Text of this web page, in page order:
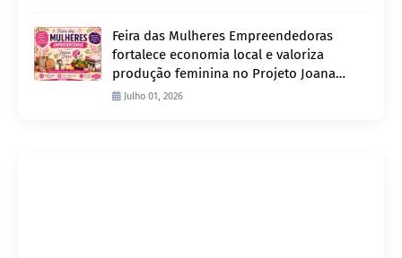
Feira das Mulheres Empreendedoras
fortalece economia local e valoriza
produção feminina no Projeto Joana
D’Arc
Julho 01, 2026